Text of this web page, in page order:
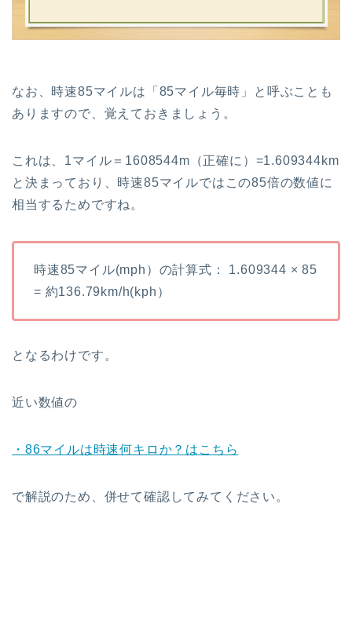
なお、時速85マイルは「85マイル毎時」と呼ぶことも
ありますので、覚えておきましょう。
これは、1マイル＝1608544m（正確に）=1.609344km
と決まっており、時速85マイルではこの85倍の数値に
相当するためですね。
時速85マイル(mph）の計算式： 1.609344 × 85
= 約136.79km/h(kph）
となるわけです。
近い数値の
・86マイルは時速何キロか？はこちら
で解説のため、併せて確認してみてください。